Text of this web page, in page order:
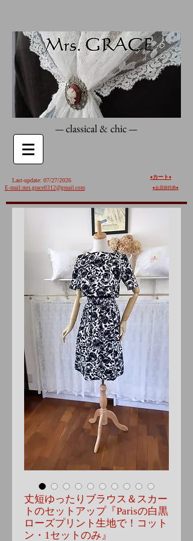
—classical & chic—
Last-update: 07/27/2026
E-mail:mrs.grace0312@gmail.com
♦️カート ♦️
♠︎会員様特典♠︎
丈短ゆったりブラウス＆スカー
トのセットアップ『Parisの白黒
ローズプリント生地で！コット
ン・1セットのみ』